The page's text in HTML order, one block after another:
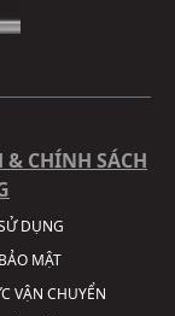
CHÍNH SÁCH
DỤNG
MẬT
VẬN CHUYỂN